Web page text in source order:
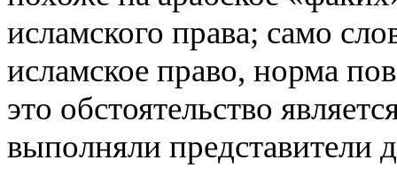
исламского права; само
исламское право, норма
это обстоятельство
выполняли представители